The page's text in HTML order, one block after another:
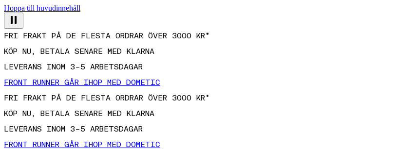
Hoppa till huvudinnehåll
FRI FRAKT PÅ DE FLESTA ORDRAR ÖVER 3000 KR*
KÖP NU, BETALA SENARE MED KLARNA
LEVERANS INOM 3–5 ARBETSDAGAR
FRONT RUNNER GÅR IHOP MED DOMETIC
FRI FRAKT PÅ DE FLESTA ORDRAR ÖVER 3000 KR*
KÖP NU, BETALA SENARE MED KLARNA
LEVERANS INOM 3–5 ARBETSDAGAR
FRONT RUNNER GÅR IHOP MED DOMETIC